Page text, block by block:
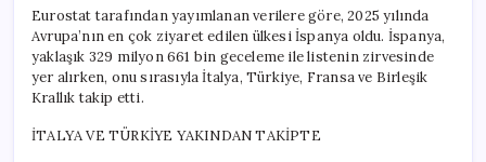
Eurostat tarafından yayımlanan verilere göre, 2025 yılında
Avrupa’nın en çok ziyaret edilen ülkesi İspanya oldu. İspanya,
yaklaşık 329 milyon 661 bin geceleme ile listenin zirvesinde
yer alırken, onu sırasıyla İtalya, Türkiye, Fransa ve Birleşik
Krallık takip etti.
İTALYA VE TÜRKİYE YAKINDAN TAKİPTE